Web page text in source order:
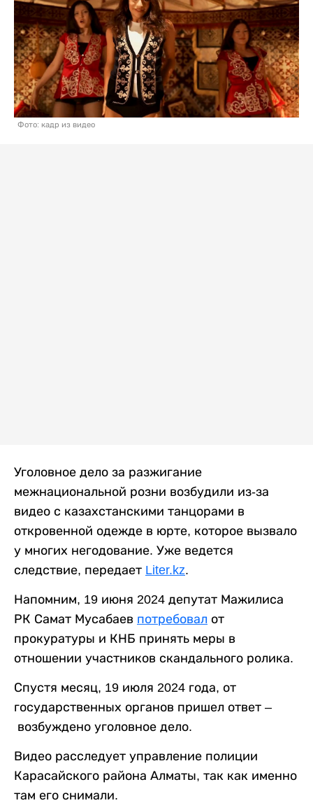
Фото: кадр из видео
Уголовное дело за разжигание
межнациональной розни возбудили из-за
видео с казахстанскими танцорами в
откровенной одежде в юрте, которое вызвало
у многих негодование. Уже ведется
следствие, передает Liter.kz.
Напомним, 19 июня 2024 депутат Мажилиса
РК Самат Мусабаев потребовал от
прокуратуры и КНБ принять меры в
отношении участников скандального ролика.
Спустя месяц, 19 июля 2024 года, от
государственных органов пришел ответ –
возбуждено уголовное дело.
Видео расследует управление полиции
Карасайского района Алматы, так как именно
там его снимали.